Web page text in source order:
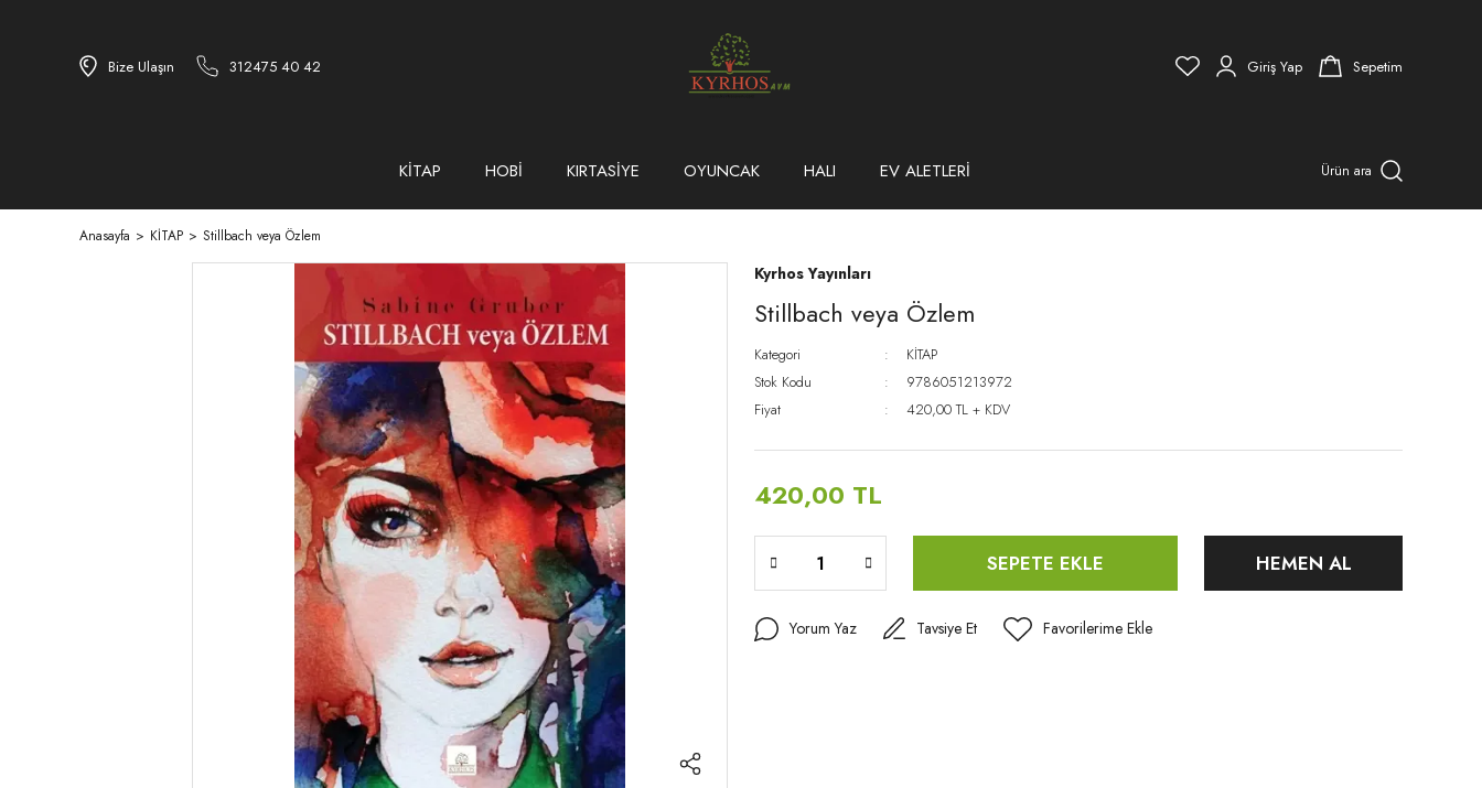
Bize Ulaşın 312475 40 42 Giriş Yap Sepetim
KİTAP HOBİ KIRTASİYE OYUNCAK HALI EV ALETLERİ Ürün ara
Anasayfa KİTAP Stillbach veya Özlem
Kyrhos Yayınları
Stillbach veya Özlem
Kategori
KİTAP
Stok Kodu
9786051213972
Fiyat
420,00 TL + KDV
420,00 TL
SEPETE EKLE HEMEN AL
Yorum Yaz Tavsiye Et